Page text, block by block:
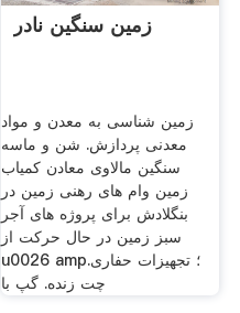
زمین سنگین نادر
زمین شناسی به معدن و مواد
معدنی پردازش. شن و ماسه
سنگین مالاوی معادن کمیاب
زمین وام های رهنی زمین در
بنگلادش برای پروژه های آجر
سبز زمین در حال حرکت از
u0026 amp؛ تجهیزات حفاری.
چت زنده. گپ با